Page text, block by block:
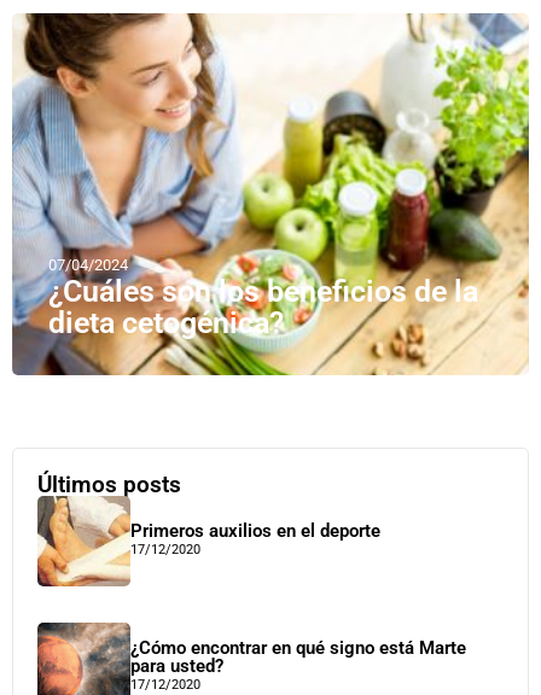
07/04/2024
¿Cuáles son los beneficios de la
dieta cetogénica?
Últimos posts
Primeros auxilios en el deporte
17/12/2020
¿Cómo encontrar en qué signo está Marte
para usted?
17/12/2020